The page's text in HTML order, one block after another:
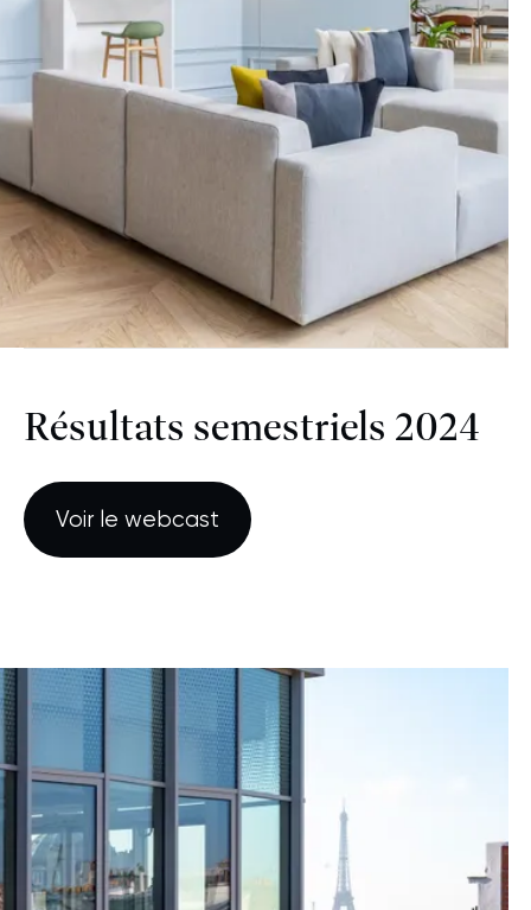
Résultats semestriels 2024
Voir le webcast